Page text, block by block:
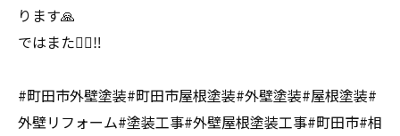
ります🙏
ではまた👷‍♂️‼️
#町田市外壁塗装#町田市屋根塗装#外壁塗装#屋根塗装#
外壁リフォーム#塗装工事#外壁屋根塗装工事#町田市#相